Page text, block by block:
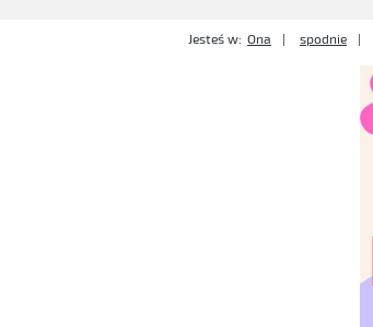
Jesteś w: Ona spodnie